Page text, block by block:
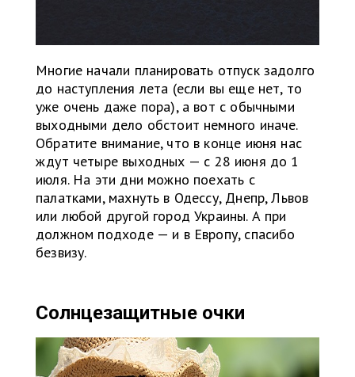
Многие начали планировать отпуск задолго
до наступления лета (если вы еще нет, то
уже очень даже пора), а вот с обычными
выходными дело обстоит немного иначе.
Обратите внимание, что в конце июня нас
ждут четыре выходных — с 28 июня до 1
июля. На эти дни можно поехать с
палатками, махнуть в Одессу, Днепр, Львов
или любой другой город Украины. А при
должном подходе — и в Европу, спасибо
безвизу.
Солнцезащитные очки